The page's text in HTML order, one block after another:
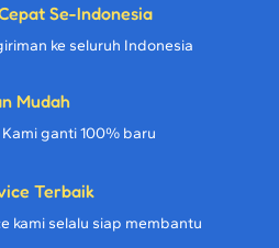
Se-Indonesia
ke seluruh Indonesia
Mudah
ganti 100% baru
Terbaik
kami selalu siap membantu